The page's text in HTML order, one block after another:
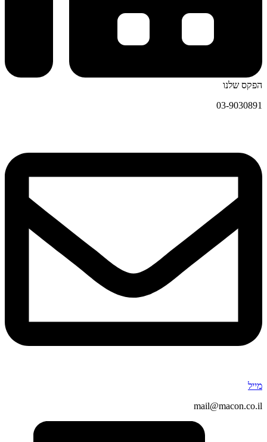
הפקס שלנו
03-9030891
מייל
mail@macon.co.il